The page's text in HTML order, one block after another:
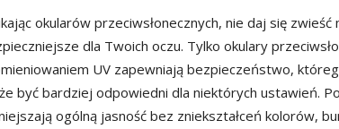
okularów przeciwsłonecznych, nie daj się
dla Twoich oczu. Tylko okulary
UV zapewniają bezpieczeństwo,
być bardziej odpowiedni dla niektórych ustawień.
ogólną jasność bez zniekształceń kolorów,